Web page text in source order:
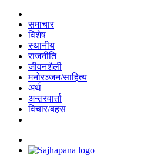
समाचार
विशेष
स्थानीय
राजनीति
जीवनशैली
मनोरञ्जन/साहित्य
अर्थ
अन्तरवार्ता
विचार/बहस